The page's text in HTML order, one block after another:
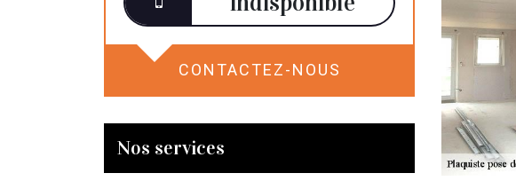
CONTACTEZ-NOUS
Nos services